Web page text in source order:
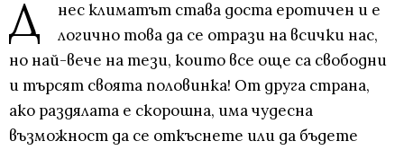
Д
нес климатът става доста еротичен и е
логично това да се отрази на всички нас,
но най-вече на тези, които все още са свободни
и търсят своята половинка! От друга страна,
ако раздялата е скорошна, има чудесна
възможност да се откъснете или да бъдете